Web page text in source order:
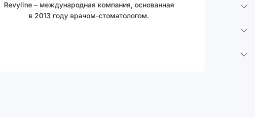
Revyline – международная компания, основанная
в 2013 году врачом-стоматологом.